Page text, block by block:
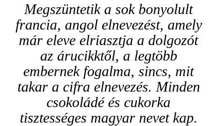
Megszüntetik a sok bonyolult
francia, angol elnevezést, amely
már eleve elriasztja a dolgozót
az árucikktől, a legtöbb
embernek fogalma, sincs, mit
takar a cifra elnevezés. Minden
csokoládé és cukorka
tisztességes magyar nevet kap.